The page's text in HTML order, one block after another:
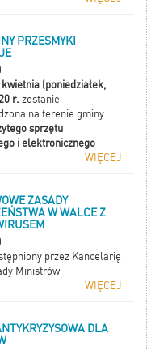
PRZESMYKI
(poniedziałek,
r. zostanie
na terenie gminy
sprzętu
i elektronicznego
WIĘCEJ
ZASADY
W WALCE Z
przez Kancelarię
Ministrów
WIĘCEJ
DLA